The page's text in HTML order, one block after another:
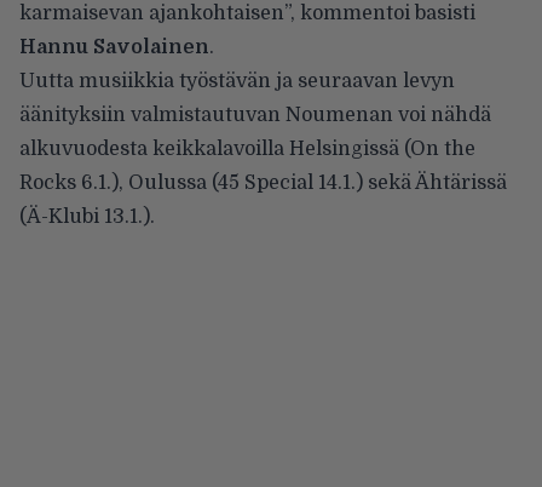
karmaisevan ajankohtaisen”, kommentoi basisti
Hannu Savolainen.
Uutta musiikkia työstävän ja seuraavan levyn
äänityksiin valmistautuvan Noumenan voi nähdä
alkuvuodesta keikkalavoilla Helsingissä (On the
Rocks 6.1.), Oulussa (45 Special 14.1.) sekä Ähtärissä
(Ä-Klubi 13.1.).